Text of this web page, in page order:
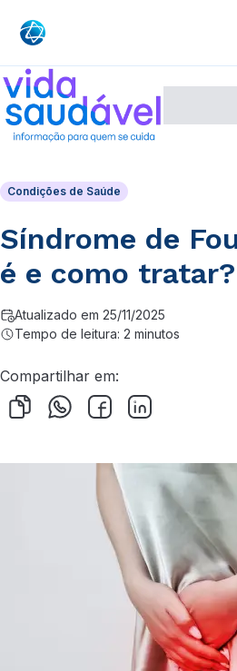
Condições de Saúde
Síndrome de
é e como tratar?
Atualizado em 25/11/2025
Tempo de leitura: 2 minutos
Compartilhar em: